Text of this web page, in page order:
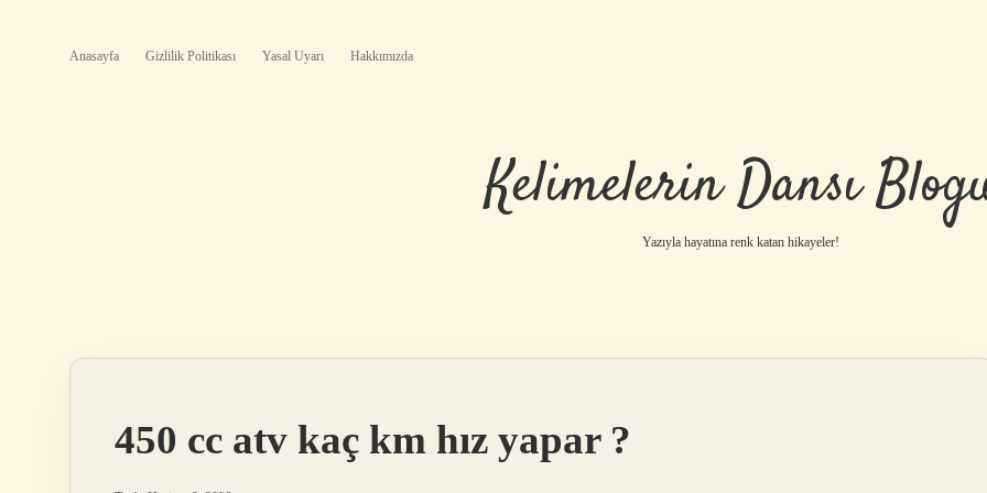
Anasayfa Gizlilik Politikası Yasal Uyarı Hakkımızda
Kelimelerin Dansı
Yazıyla hayatına renk katan hikayeler!
450 cc atv kaç km hız yapar ?